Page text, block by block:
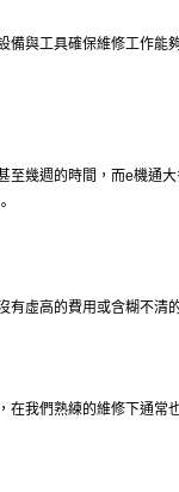
備與工具確保維修工作能
至幾週的時間，而e機通大
有虛高的費用或含糊不清
在我們熟練的維修下通常